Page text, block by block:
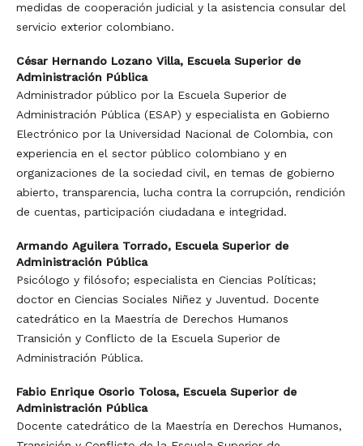
medidas de cooperación judicial y la asistencia consular del
servicio exterior colombiano.
César Hernando Lozano Villa, Escuela Superior de
Administración Pública
Administrador público por la Escuela Superior de
Administración Pública (ESAP) y especialista en Gobierno
Electrónico por la Universidad Nacional de Colombia, con
experiencia en el sector público colombiano y en
organizaciones de la sociedad civil, en temas de gobierno
abierto, transparencia, lucha contra la corrupción, rendición
de cuentas, participación ciudadana e integridad.
Armando Aguilera Torrado, Escuela Superior de
Administración Pública
Psicólogo y filósofo; especialista en Ciencias Políticas;
doctor en Ciencias Sociales Niñez y Juventud. Docente
catedrático en la Maestría de Derechos Humanos
Transición y Conflicto de la Escuela Superior de
Administración Pública.
Fabio Enrique Osorio Tolosa, Escuela Superior de
Administración Pública
Docente catedrático de la Maestría en Derechos Humanos,